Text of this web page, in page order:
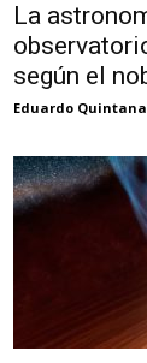
La
según el
Eduardo Quintana